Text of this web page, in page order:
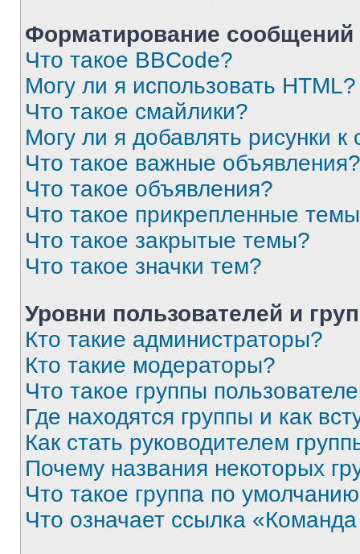
Форматирование
Что такое BBCode?
Могу ли я использовать HTML?
Что такое смайлики?
Могу ли я добавлять рисунки
Что такое важные объявления?
Что такое объявления?
Что такое прикрепленные
Что такое закрытые темы?
Что такое значки тем?
Уровни пользователей и
Кто такие администраторы?
Кто такие модераторы?
Что такое группы
Где находятся группы и как
Как стать руководителем
Почему названия некоторых
Что такое группа по
Что означает ссылка